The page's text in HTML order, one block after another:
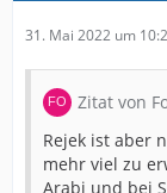
31. Mai 2022 um
Zitat von
Rejek ist aber
mehr viel zu
Arabi und bei